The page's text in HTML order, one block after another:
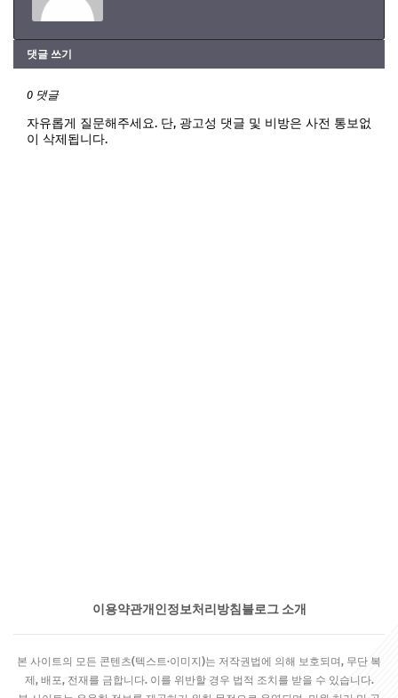
댓글 쓰기
0 댓글
자유롭게 질문해주세요. 단, 광고성 댓글 및 비방은 사전 통보없
이 삭제됩니다.
이용약관개인정보처리방침 블로그 소개
본 사이트의 모든 콘텐츠(텍스트·이미지)는 저작권법에 의해 보호되며, 무단 복
제, 배포, 전재를 금합니다. 이를 위반할 경우 법적 조치를 받을 수 있습니다.